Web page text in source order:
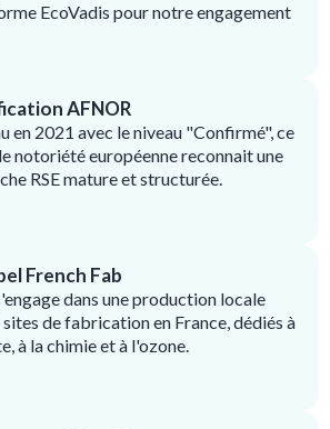
EcoVadis pour notre engagement
AFNOR
en 2021 avec le niveau "Confirmé", ce
notoriété européenne reconnait une
RSE mature et structurée.
French Fab
dans une production locale
sites de fabrication en France, dédiés à
à la chimie et à l'ozone.